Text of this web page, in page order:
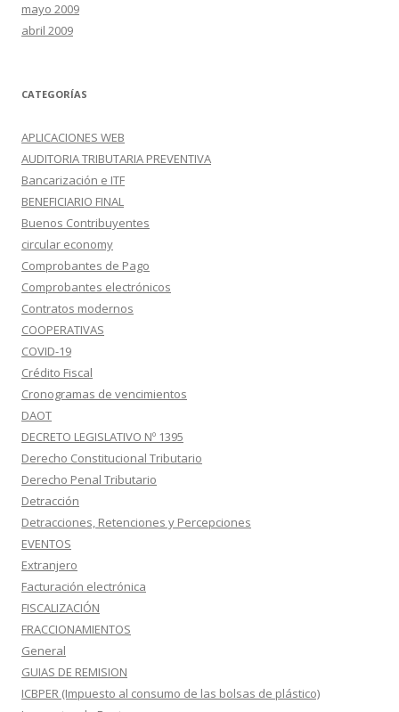
mayo 2009
abril 2009
CATEGORÍAS
APLICACIONES WEB
AUDITORIA TRIBUTARIA PREVENTIVA
Bancarización e ITF
BENEFICIARIO FINAL
Buenos Contribuyentes
circular economy
Comprobantes de Pago
Comprobantes electrónicos
Contratos modernos
COOPERATIVAS
COVID-19
Crédito Fiscal
Cronogramas de vencimientos
DAOT
DECRETO LEGISLATIVO Nº 1395
Derecho Constitucional Tributario
Derecho Penal Tributario
Detracción
Detracciones, Retenciones y Percepciones
EVENTOS
Extranjero
Facturación electrónica
FISCALIZACIÓN
FRACCIONAMIENTOS
General
GUIAS DE REMISION
ICBPER (Impuesto al consumo de las bolsas de plástico)